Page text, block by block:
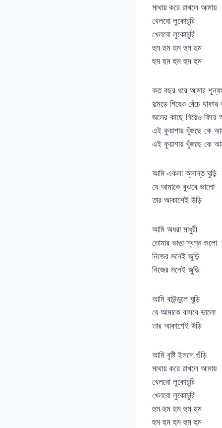
মাথায় করে রাখলে আমায়
খেলবো লুকোচুরি
খেলবো লুকোচুরি
হুম হুম হুম হুম হুম
হুম হুম হুম হুম হুম
কত বছর ধরে আমার
দুমড়ে গিয়েও বেঁচে থাকার
জলের কাছে গিয়েও ফিরে
এই কুয়াশায় খুঁজছে কে
এই কুয়াশায় খুঁজছে কে
আমি একলা ক্লান্ত ঘুড়ি
যে আমাকে বুঝবে ভালো
তার আকাশেই উড়ি
আমি অধরা মাধুরী
তোমার ভাঙা স্বপ্ন গুলো
নিজের মনেই জুড়ি
নিজের মনেই জুড়ি
আমি বাউন্ডুলে ঘুড়ি
যে আমাকে বাসবে ভালো
তার আকাশেই উড়ি
আমি বৃষ্টি ইলশে গুঁড়ি
মাথায় করে রাখলে আমায়
খেলবো লুকোচুরি
খেলবো লুকোচুরি
হুম হুম হুম হুম হুম
হুম হুম হুম হুম হুম